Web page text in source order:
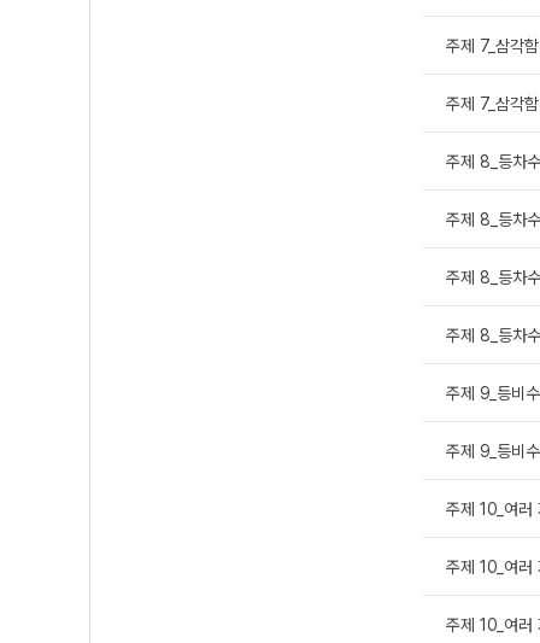
주제 7_삼각
주제 7_삼각
주제 8_등차
주제 8_등차
주제 8_등차
주제 8_등차
주제 9_등비
주제 9_등비
주제 10_여
주제 10_여
주제 10_여